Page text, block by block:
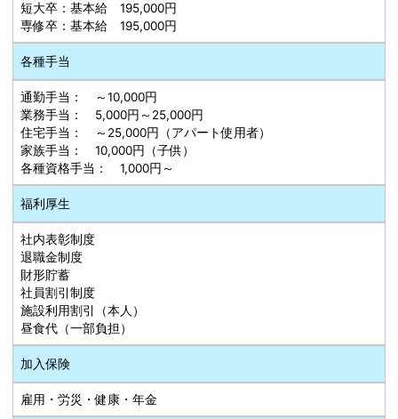
短大卒：基本給 195,000円
専修卒：基本給 195,000円
各種手当
通勤手当： ～10,000円
業務手当： 5,000円～25,000円
住宅手当： ～25,000円（アパート使用者）
家族手当： 10,000円（子供）
各種資格手当： 1,000円～
福利厚生
社内表彰制度
退職金制度
財形貯蓄
社員割引制度
施設利用割引（本人）
昼食代（一部負担）
加入保険
雇用・労災・健康・年金